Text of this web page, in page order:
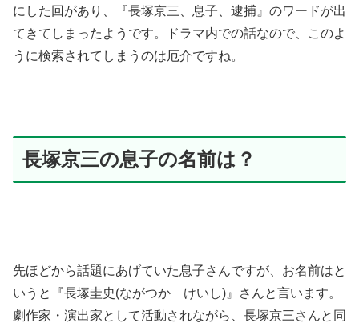
にした回があり、『長塚京三、息子、逮捕』のワードが出
てきてしまったようです。ドラマ内での話なので、このよ
うに検索されてしまうのは厄介ですね。
長塚京三の息子の名前は？
先ほどから話題にあげていた息子さんですが、お名前はと
いうと『長塚圭史(ながつか けいし)』さんと言います。
劇作家・演出家として活動されながら、長塚京三さんと同